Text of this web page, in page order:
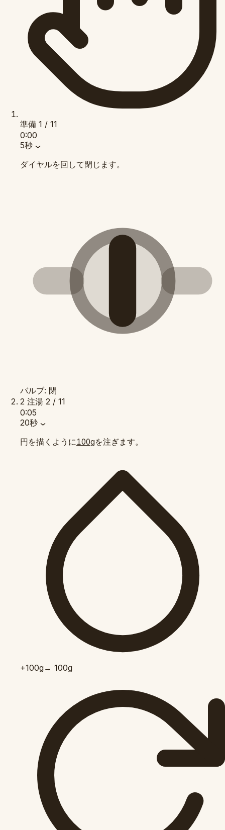
準備 1 / 11
0:00
5秒
ダイヤルを回して閉じます。
バルブ: 閉
2 注湯 2 / 11
0:05
20秒
円を描くように 100gを注ぎます。
+100g→ 100g